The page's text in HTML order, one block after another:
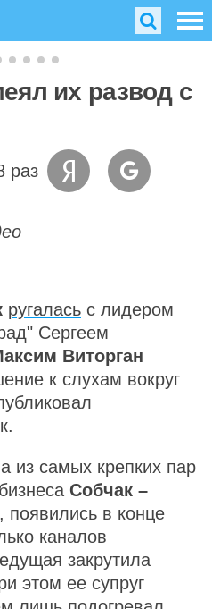
их развод с
раз
ругалась с лидером
Сергеем
Виторган
к слухам вокруг
из самых крепких пар
Собчак –
, появились в конце
каналов
закрутила
этом ее супруг